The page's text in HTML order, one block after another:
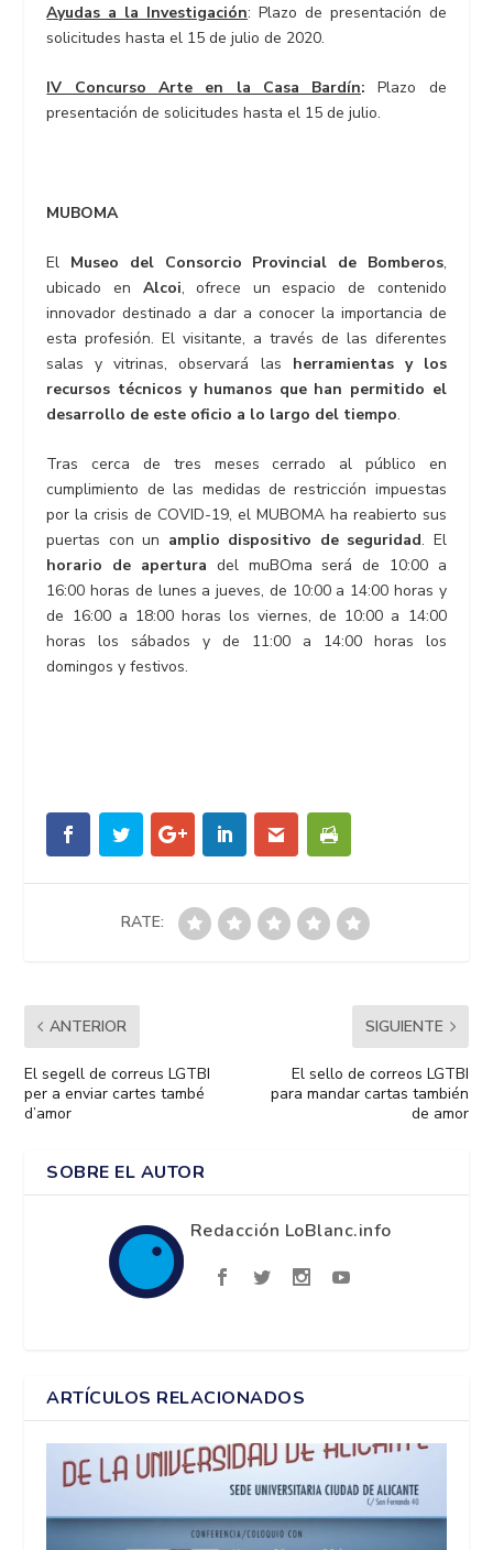
Ayudas a la Investigación: Plazo de presentación de
solicitudes hasta el 15 de julio de 2020.
IV Concurso Arte en la Casa Bardín: Plazo de
presentación de solicitudes hasta el 15 de julio.
MUBOMA
El Museo del Consorcio Provincial de Bomberos,
ubicado en Alcoi, ofrece un espacio de contenido
innovador destinado a dar a conocer la importancia de
esta profesión. El visitante, a través de las diferentes
salas y vitrinas, observará las herramientas y los
recursos técnicos y humanos que han permitido el
desarrollo de este oficio a lo largo del tiempo.
Tras cerca de tres meses cerrado al público en
cumplimiento de las medidas de restricción impuestas
por la crisis de COVID-19, el MUBOMA ha reabierto sus
puertas con un amplio dispositivo de seguridad. El
horario de apertura del muBOma será de 10:00 a
16:00 horas de lunes a jueves, de 10:00 a 14:00 horas y
de 16:00 a 18:00 horas los viernes, de 10:00 a 14:00
horas los sábados y de 11:00 a 14:00 horas los
domingos y festivos.
RATE:
ANTERIOR
El segell de correus LGTBI
per a enviar cartes també
d’amor
SIGUIENTE
El sello de correos LGTBI
para mandar cartas también
de amor
SOBRE EL AUTOR
Redacción LoBlanc.info
ARTÍCULOS RELACIONADOS